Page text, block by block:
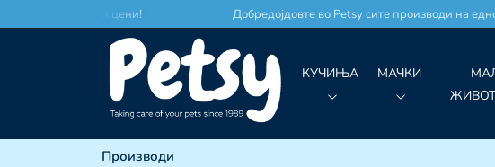
по најдобри цени! Добредојдовте во Petsy сите производи на едно
КУЧИЊА МАЧКИ
Производи